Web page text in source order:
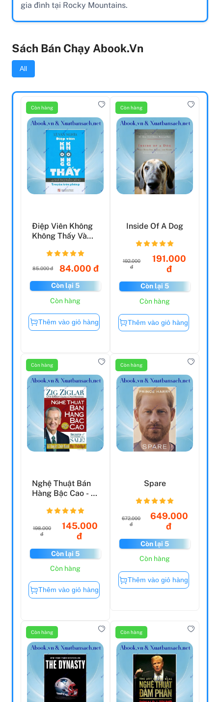
gia đình tại Rocky Mountains.
Sách Bán Chạy Abook.vn
All
Còn hàng
Điệp Viên Không
Không Thấy Và
Giáng
85.000 đ 84.000 đ
Còn lại 5
Còn hàng
Thêm vào giỏ hàng
Còn hàng
Inside Of A Dog
192.000
đ
191.000
đ
Còn lại 5
Còn hàng
Thêm vào giỏ hàng
Còn hàng
Nghệ Thuật Bán
Hàng Bậc Cao - Bí
198.000
đ
145.000
đ
Còn lại 5
Còn hàng
Thêm vào giỏ hàng
Còn hàng
Spare
672.000
đ
649.000
đ
Còn lại 5
Còn hàng
Thêm vào giỏ hàng
Còn hàng Còn hàng